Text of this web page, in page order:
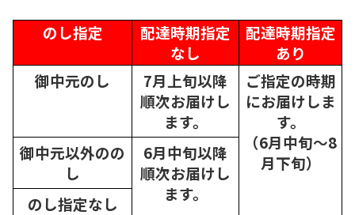
のし指定
配達時期指定
なし
配達時期指定
あり
御中元のし
7月上旬以降
順次お届けし
ます。
ご指定の時期
にお届けしま
す。
（6月中旬～8
月下旬）
御中元以外のの
し
6月中旬以降
順次お届けし
ます。
のし指定なし